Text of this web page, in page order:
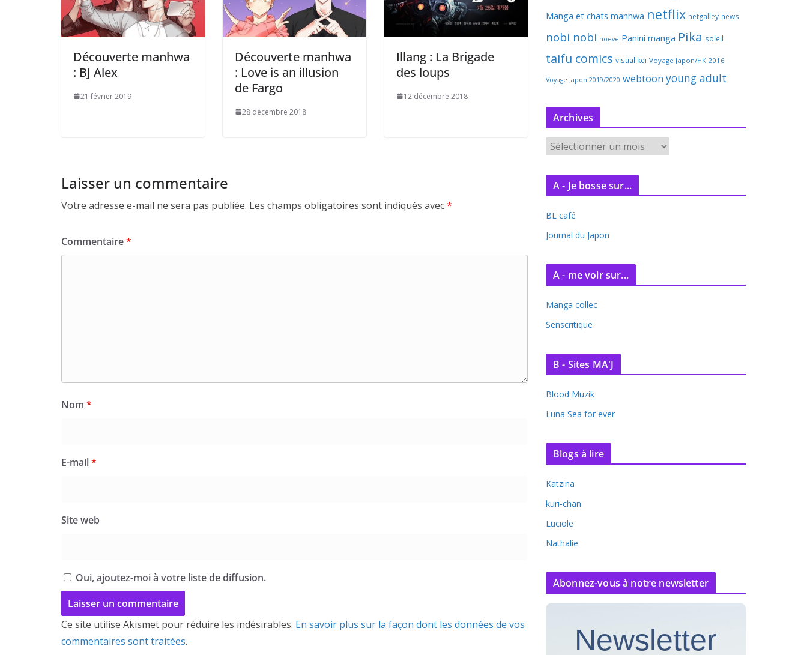
Découverte manhwa
: BJ Alex
21 février 2019
Découverte manhwa
: Love is an illusion
de Fargo
28 décembre 2018
Illang : La Brigade
des loups
12 décembre 2018
Laisser un commentaire
Votre adresse e-mail ne sera pas publiée. Les champs obligatoires sont indiqués avec*
Commentaire*
Nom *
E-mail*
Site web
Oui, ajoutez-moi à votre liste de diffusion.
Ce site utilise Akismet pour réduire les indésirables. En savoir plus sur la façon dont les données de vos
commentaires sont traitées.
Manga et chats manhwa netflix netgalley news
nobi nobi noeve Panini manga Pika soleil
taifu comics visual kei Voyage Japon/HK 2016
Voyage Japon 2019/2020 webtoon young adult
Archives
r
c
v
e
A - Je bosse sur...
BL café
Journal du Japon
A - me voir sur...
Manga collec
Senscritique
B - Sites MA'J
Blood Muzik
Luna Sea for ever
Blogs à lire
Katzina
kuri-chan
Luciole
Nathalie
Abonnez-vous à notre newsletter
Newsletter